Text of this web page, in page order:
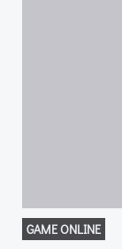
GAME ONLINE